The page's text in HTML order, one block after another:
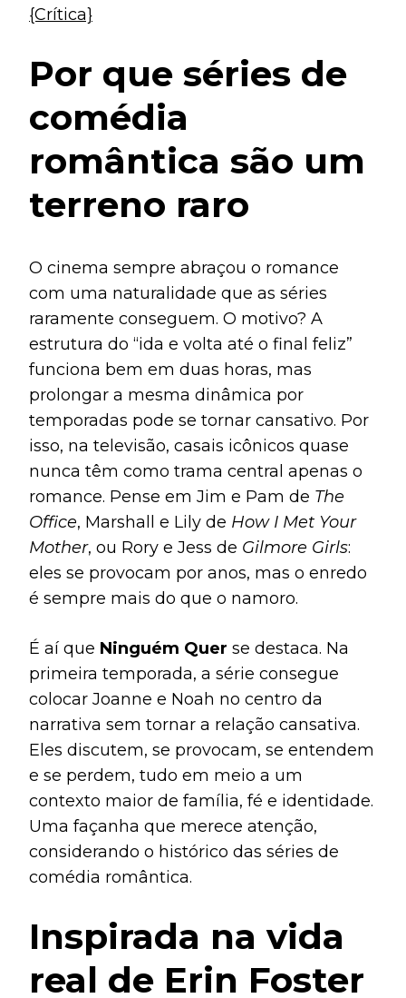
{Crítica}
Por que séries de
comédia
romântica são um
terreno raro
O cinema sempre abraçou o romance
com uma naturalidade que as séries
raramente conseguem. O motivo? A
estrutura do “ida e volta até o final feliz”
funciona bem em duas horas, mas
prolongar a mesma dinâmica por
temporadas pode se tornar cansativo. Por
isso, na televisão, casais icônicos quase
nunca têm como trama central apenas o
romance. Pense em Jim e Pam de The
Office, Marshall e Lily de How I Met Your
Mother, ou Rory e Jess de Gilmore Girls:
eles se provocam por anos, mas o enredo
é sempre mais do que o namoro.
É aí que Ninguém Quer se destaca. Na
primeira temporada, a série consegue
colocar Joanne e Noah no centro da
narrativa sem tornar a relação cansativa.
Eles discutem, se provocam, se entendem
e se perdem, tudo em meio a um
contexto maior de família, fé e identidade.
Uma façanha que merece atenção,
considerando o histórico das séries de
comédia romântica.
Inspirada na vida
real de Erin Foster